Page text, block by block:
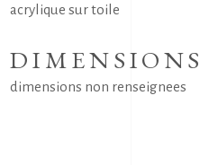
acrylique sur toile
DIMENSIONS
dimensions non renseignees